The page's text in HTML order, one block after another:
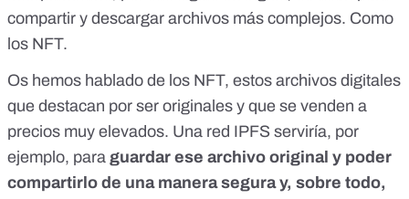
compartir y descargar archivos más complejos. Como
los NFT.
Os hemos hablado de los NFT, estos archivos digitales
que destacan por ser originales y que se venden a
precios muy elevados. Una red IPFS serviría, por
ejemplo, para guardar ese archivo original y poder
compartirlo de una manera segura y, sobre todo,